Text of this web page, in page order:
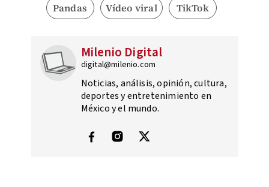
Pandas Vídeo viral TikTok
Milenio Digital
digital@milenio.com
Noticias, análisis, opinión, cultura,
deportes y entretenimiento en
México y el mundo.